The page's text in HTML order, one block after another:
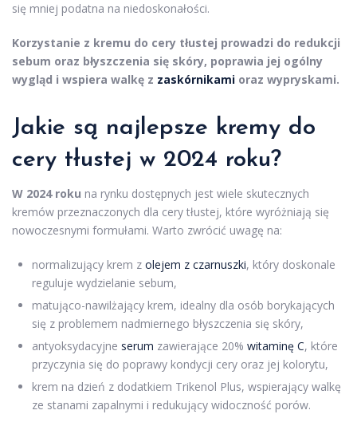
się mniej podatna na niedoskonałości.
Korzystanie z kremu do cery tłustej prowadzi do redukcji
sebum oraz błyszczenia się skóry, poprawia jej ogólny
wygląd i wspiera walkę z zaskórnikami oraz wypryskami.
Jakie są najlepsze kremy do
cery tłustej w 2024 roku?
W 2024 roku na rynku dostępnych jest wiele skutecznych
kremów przeznaczonych dla cery tłustej, które wyróżniają się
nowoczesnymi formułami. Warto zwrócić uwagę na:
normalizujący krem z olejem z czarnuszki, który doskonale
reguluje wydzielanie sebum,
matująco-nawilżający krem, idealny dla osób borykających
się z problemem nadmiernego błyszczenia się skóry,
antyoksydacyjne serum zawierające 20% witaminę C, które
przyczynia się do poprawy kondycji cery oraz jej kolorytu,
krem na dzień z dodatkiem Trikenol Plus, wspierający walkę
ze stanami zapalnymi i redukujący widoczność porów.